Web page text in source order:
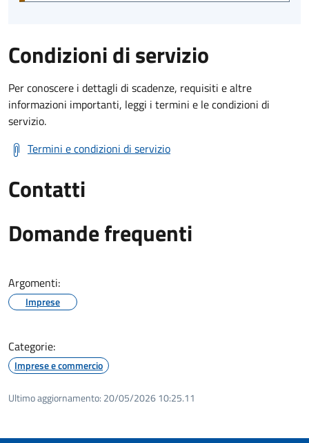
Condizioni di servizio
Per conoscere i dettagli di scadenze, requisiti e altre
informazioni importanti, leggi i termini e le condizioni di
servizio.
Termini e condizioni di servizio
Contatti
Domande frequenti
Argomenti:
Imprese
Categorie:
Imprese e commercio
Ultimo aggiornamento: 20/05/2026 10:25.11